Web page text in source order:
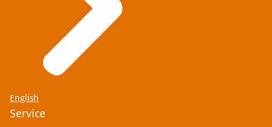
English
Service